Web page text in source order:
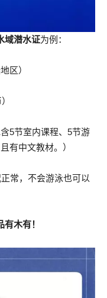
域潜水证为例：
区）
5节室内课程、5节游
有中文教材。）
常，不会游泳也可以
木有！